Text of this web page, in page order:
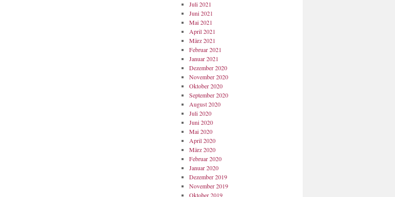
Juli 2021
Juni 2021
Mai 2021
April 2021
März 2021
Februar 2021
Januar 2021
Dezember 2020
November 2020
Oktober 2020
September 2020
August 2020
Juli 2020
Juni 2020
Mai 2020
April 2020
März 2020
Februar 2020
Januar 2020
Dezember 2019
November 2019
Oktober 2019